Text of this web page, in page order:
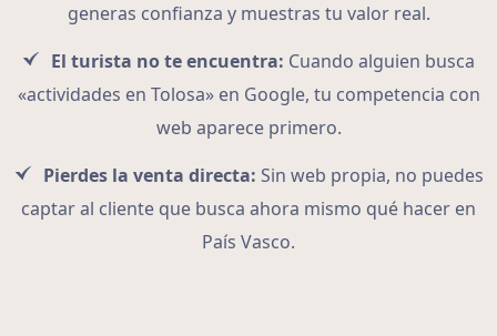
generas confianza y muestras tu valor real.
El turista no te encuentra: Cuando alguien busca
«actividades en Tolosa» en Google, tu competencia con
web aparece primero.
Pierdes la venta directa: Sin web propia, no puedes
captar al cliente que busca ahora mismo qué hacer en
País Vasco.